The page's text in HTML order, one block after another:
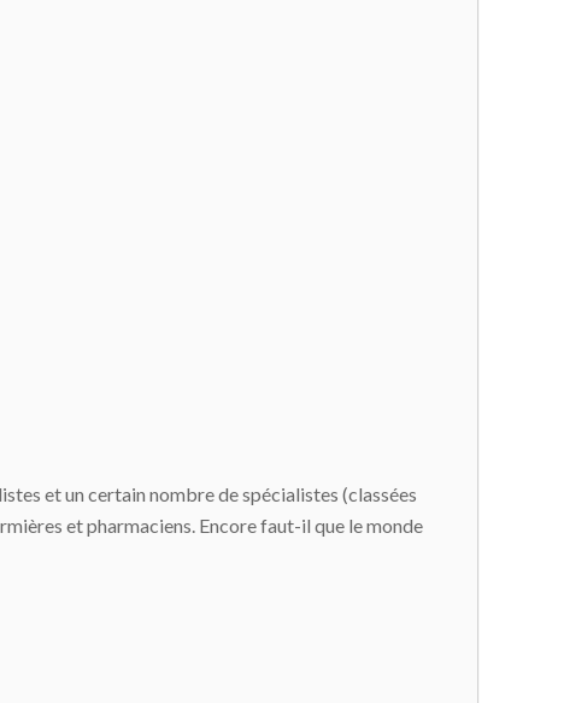
et un certain nombre de spécialistes (classées
et pharmaciens. Encore faut-il que le monde